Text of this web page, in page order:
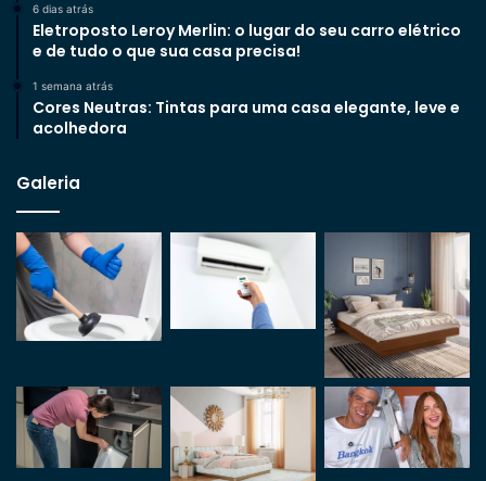
6 dias atrás
Eletroposto Leroy Merlin: o lugar do seu carro elétrico
e de tudo o que sua casa precisa!
1 semana atrás
Cores Neutras: Tintas para uma casa elegante, leve e
acolhedora
Galeria